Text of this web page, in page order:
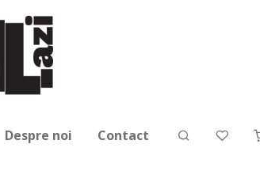
Despre noi Contact